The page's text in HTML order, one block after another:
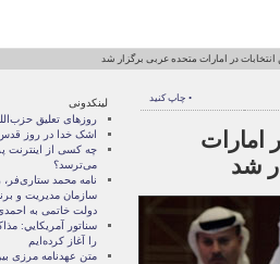
در امارات متحده عربی برگزار شد
• چاپ کنید
امارات
شد
لینکدونی
روزهای تعلیق
اشک خدا در روز
چه کسی از اینترنت
می‌ترسد؟
نامه محمد
سازمان مدیریت و
دولت خاتمی به
سناتور آمريکايي:
را آغاز کرده‌ايم
متن عهدنامه مرزى